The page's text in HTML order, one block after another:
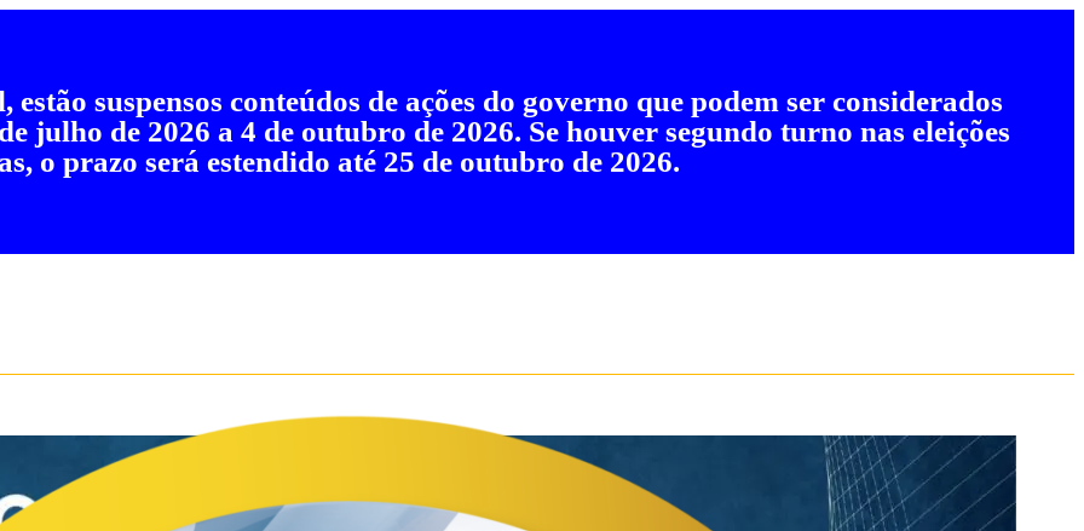
suspensos conteúdos de ações do governo que podem ser considerados
julho de 2026 a 4 de outubro de 2026. Se houver segundo turno nas eleições
o prazo será estendido até 25 de outubro de 2026.